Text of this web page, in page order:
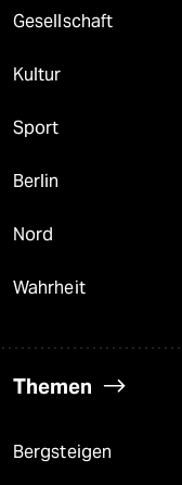
Gesellschaft
Kultur
Sport
Berlin
Nord
Wahrheit
Themen
Bergsteigen